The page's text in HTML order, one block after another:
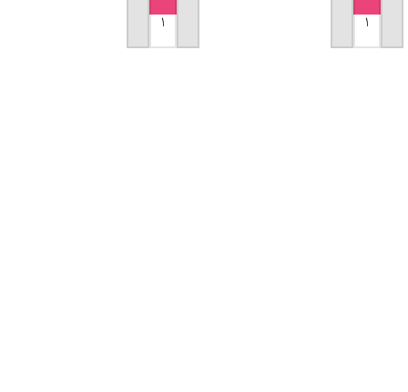
افزودن به سبد خرید افزودن به سبد خرید